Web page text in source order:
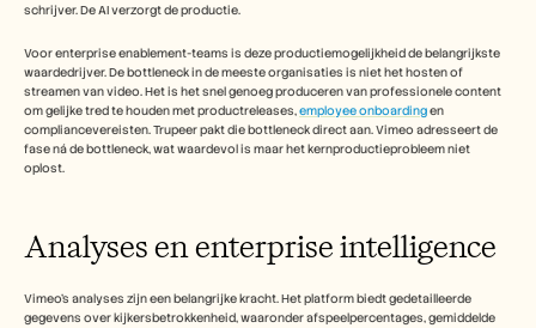
schrijver. De AI verzorgt de productie.
Voor enterprise enablement-teams is deze productiemogelijkheid de belangrijkste
waardedrijver. De bottleneck in de meeste organisaties is niet het hosten of
streamen van video. Het is het snel genoeg produceren van professionele content
om gelijke tred te houden met productreleases, employee onboarding en
compliancevereisten. Trupeer pakt die bottleneck direct aan. Vimeo adresseert de
fase ná de bottleneck, wat waardevol is maar het kernproductieprobleem niet
oplost.
Analyses en enterprise intelligence
Vimeo's analyses zijn een belangrijke kracht. Het platform biedt gedetailleerde
gegevens over kijkersbetrokkenheid, waaronder afspeelpercentages, gemiddelde